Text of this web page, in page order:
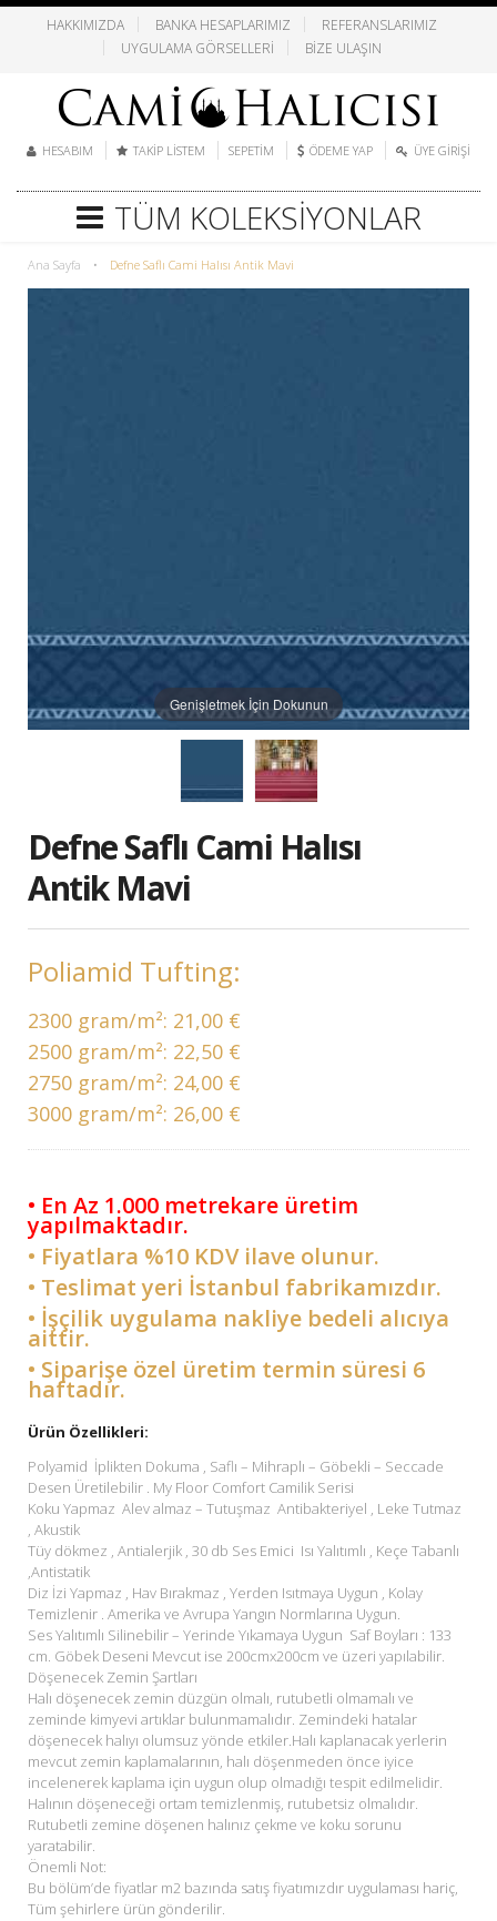
HAKKIMIZDA BANKA HESAPLARIMIZ
REFERANSLARIMIZ
UYGULAMA GÖRSELLERI
BIZE ULAŞIN
HESABIM TAKIP LISTEM SEPETIM ÖDEME YAP ÜYE GIRIŞI
TÜM KOLEKSIYONLAR
Ana Sayfa • Defne Saflı Cami Halısı Antik Mavi
Genişletmek İçin Dokunun
Defne Saflı Cami Halısı
Antik Mavi
Poliamid Tufting:
2300 gram/m²: 21,00 €
2500 gram/m²: 22,50 €
2750 gram/m²: 24,00 €
3000 gram/m²: 26,00 €
• En Az 1.000 metrekare üretim
yapılmaktadır.
• Fiyatlara %10 KDV ilave olunur.
• Teslimat yeri İstanbul fabrikamızdır.
• İşçilik uygulama nakliye bedeli alıcıya
aittir.
• Siparişe özel üretim termin süresi 6
haftadır.
Ürün Özellikleri:
Polyamid İplikten Dokuma , Saflı – Mihraplı – Göbekli – Seccade
Desen Üretilebilir . My Floor Comfort Camilik Serisi
Koku Yapmaz Alev almaz – Tutuşmaz Antibakteriyel , Leke Tutmaz
, Akustik
Tüy dökmez , Antialerjik , 30 db Ses Emici Isı Yalıtımlı , Keçe Tabanlı
,Antistatik
Diz İzi Yapmaz , Hav Bırakmaz , Yerden Isıtmaya Uygun , Kolay
Temizlenir . Amerika ve Avrupa Yangın Normlarına Uygun.
Ses Yalıtımlı Silinebilir – Yerinde Yıkamaya Uygun Saf Boyları : 133
cm. Göbek Deseni Mevcut ise 200cmx200cm ve üzeri yapılabilir.
Döşenecek Zemin Şartları
Halı döşenecek zemin düzgün olmalı, rutubetli olmamalı ve
zeminde kimyevi artıklar bulunmamalıdır. Zemindeki hatalar
döşenecek halıyı olumsuz yönde etkiler.Halı kaplanacak yerlerin
mevcut zemin kaplamalarının, halı döşenmeden önce iyice
incelenerek kaplama için uygun olup olmadığı tespit edilmelidir.
Halının döşeneceği ortam temizlenmiş, rutubetsiz olmalıdır.
Rutubetli zemine döşenen halınız çekme ve koku sorunu
yaratabilir.
Önemli Not:
Bu bölüm’de fiyatlar m2 bazında satış fiyatımızdır uygulaması hariç,
Tüm şehirlere ürün gönderilir.